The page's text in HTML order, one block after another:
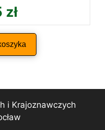
zł
i Krajoznawczych